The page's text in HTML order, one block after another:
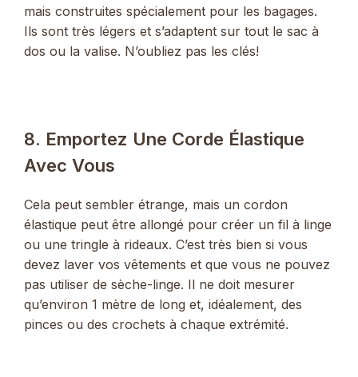
mais construites spécialement pour les bagages.
Ils sont très légers et s’adaptent sur tout le sac à
dos ou la valise. N’oubliez pas les clés!
8. Emportez Une Corde Élastique
Avec Vous
Cela peut sembler étrange, mais un cordon
élastique peut être allongé pour créer un fil à linge
ou une tringle à rideaux. C’est très bien si vous
devez laver vos vêtements et que vous ne pouvez
pas utiliser de sèche-linge. Il ne doit mesurer
qu’environ 1 mètre de long et, idéalement, des
pinces ou des crochets à chaque extrémité.